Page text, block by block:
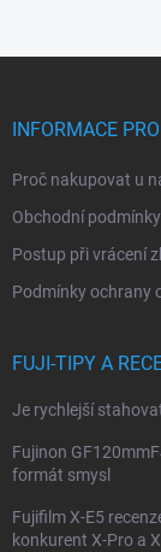
INFORMACE
Proč nakupovat u
Obchodní podmínky
Postup při vrácení
Podmínky ochrany
FUJI-TIPY A
Je rychlejší
Fujinon
formát smysl
Fujifilm X-E5
konkurent X-Pro a